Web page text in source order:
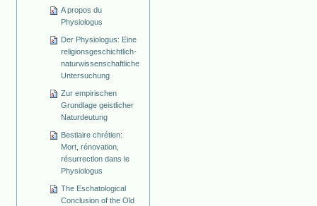
A propos du
Physiologus
Der Physiologus: Eine
religionsgeschichtlich-
naturwissenschaftliche
Untersuchung
Zur empirischen
Grundlage geistlicher
Naturdeutung
Bestiaire chrétien:
Mort, rénovation,
résurrection dans le
Physiologus
The Eschatological
Conclusion of the Old